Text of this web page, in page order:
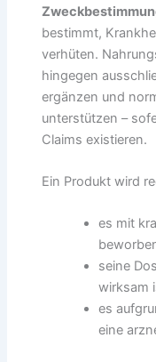
bestimmt,
verhüten.
hingegen
ergänzen und
unterstützen –
Claims existieren.
Ein Produkt wird
es mit
seine
wirksam
es
eine